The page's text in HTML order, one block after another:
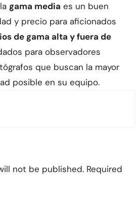
gama media es un buen
y precio para aficionados
de gama alta y fuera de
para observadores
que buscan la mayor
posible en su equipo.
not be published. Required